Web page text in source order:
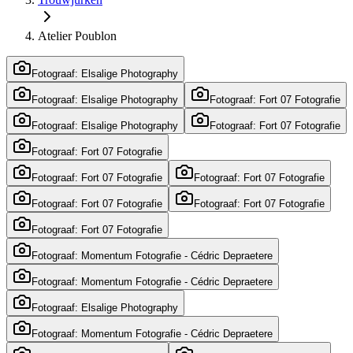
Atelier Poublon
Fotograaf: Elsalige Photography
Fotograaf: Elsalige Photography Fotograaf: Fort 07 Fotografie
Fotograaf: Elsalige Photography Fotograaf: Fort 07 Fotografie
Fotograaf: Fort 07 Fotografie
Fotograaf: Fort 07 Fotografie Fotograaf: Fort 07 Fotografie
Fotograaf: Fort 07 Fotografie Fotograaf: Fort 07 Fotografie
Fotograaf: Fort 07 Fotografie
Fotograaf: Momentum Fotografie - Cédric Depraetere
Fotograaf: Momentum Fotografie - Cédric Depraetere
Fotograaf: Elsalige Photography
Fotograaf: Momentum Fotografie - Cédric Depraetere